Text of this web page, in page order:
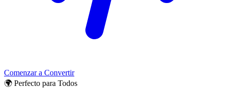
Comenzar a Convertir
🌍 Perfecto para Todos